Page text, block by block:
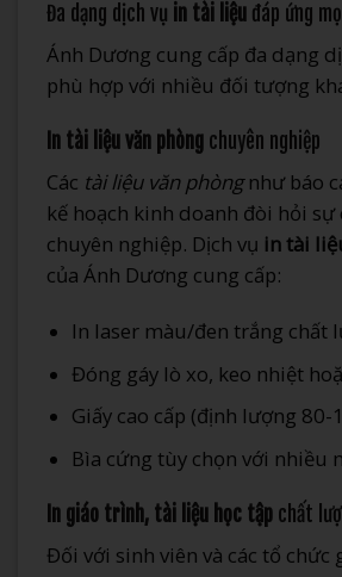
Đa dạng dịch vụ in tài liệu đáp ứng
Ánh Dương cung cấp đa dạng
phù hợp với nhiều đối tượng
In tài liệu văn phòng chuyên nghiệp
Các tài liệu văn phòngnhư báo
kế hoạch kinh doanh đòi hỏi sự
chuyên nghiệp. Dịch vụ in tài
của Ánh Dương cung cấp:
In laser màu/đen trắng chất
Đóng gáy lò xo, keo nhiệt
Giấy cao cấp (định lượng 80-
Bìa cứng tùy chọn với nhiều
In giáo trình, tài liệu học tập chất
Đối với sinh viên và các tổ chức